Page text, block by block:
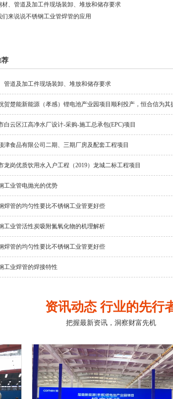
材、管道及加工件现场装卸、堆放和储存要求
们来说说不锈钢工业管焊管的应用
荐
管道及加工件现场装卸、堆放和储存要求
贺楚能新能源（孝感）锂电池产业园项目顺利投产，恒合信为
白云区江高净水厂设计-采购-施工总承包(EPC)项目
津食品有限公司二期、三期厂房及配套工程项目
龙岗优质饮用水入户工程（2019）龙城二标工程项目
工业管电抛光的优势
焊管的均匀性要比不锈钢工业管更好些
工业管活性炭吸附氮氧化物的机理解析
焊管的均匀性要比不锈钢工业管更好些
工业焊管的焊接特性
资讯动态 行业的先行
把握最新资讯，洞察财富先机